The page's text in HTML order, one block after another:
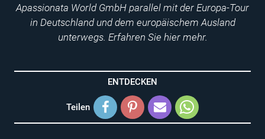
Apassionata World GmbH parallel mit der Europa-Tour
in Deutschland und dem europäischem Ausland
unterwegs. Erfahren Sie hier mehr.
ENTDECKEN
Teilen